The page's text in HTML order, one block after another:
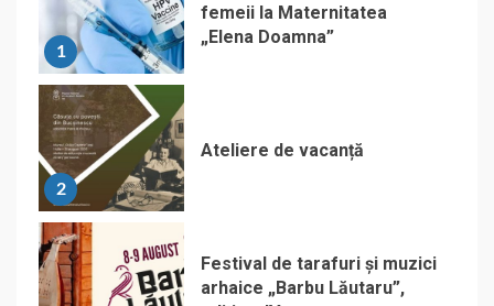
1
femeii la Maternitatea
„Elena Doamna”
2
Ateliere de vacanță
Festival de tarafuri și muzici
arhaice „Barbu Lăutaru”,